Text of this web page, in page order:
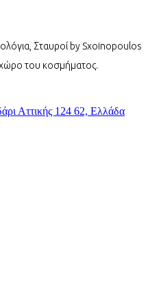
Σταυροί by Sxoinopoulos
χώρο του κοσμήματος.
Αττικής 124 62, Ελλάδα